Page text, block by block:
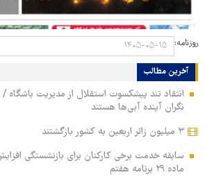
روزنامه:
آخرین مطالب
انتقاد تند پیشکسوت استقلال از مدیریت باشگاه /
نگران آینده آبی‌ها هستند
۳ میلیون زائر اربعین به کشور بازگشتند
سابقه خدمت برخی کارکنان برای بازنشستگی
ماده ۲۹ برنامه هفتم